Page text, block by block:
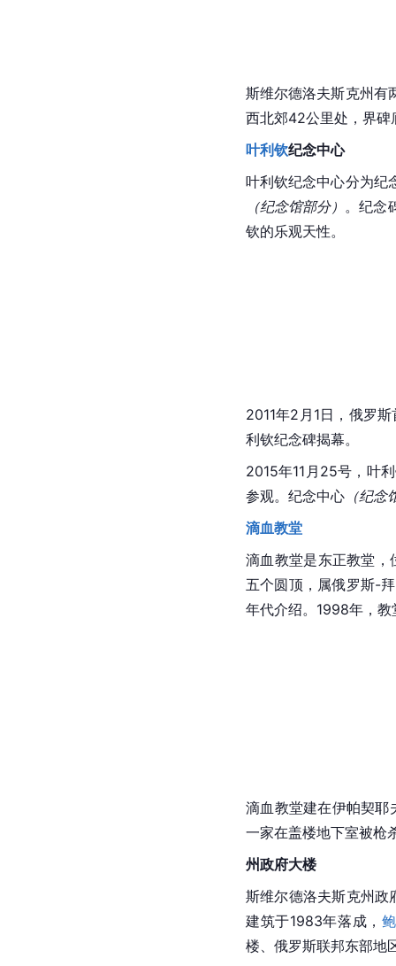
斯维尔德洛夫斯克州有
西北郊42公里处，界碑
叶利钦纪念中心
叶利钦纪念中心分为纪
（纪念馆部分） 。纪念
钦的乐观天性。
2011年2月1日，俄罗
利钦纪念碑揭幕。
2015年11月25号， 叶
参观。纪念中心 （纪念
滴血教堂
滴血教堂是东正教堂，
五个圆顶，属俄罗斯-
年代介绍。1998年，
滴血教堂建在伊帕契耶
一家在盖楼地下室被枪
州政府大楼
斯维尔德洛夫斯克州政
建筑于1983年落成，
楼、 俄罗斯联邦东部地